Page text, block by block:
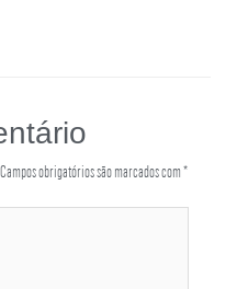
Campos obrigatórios são marcados com*